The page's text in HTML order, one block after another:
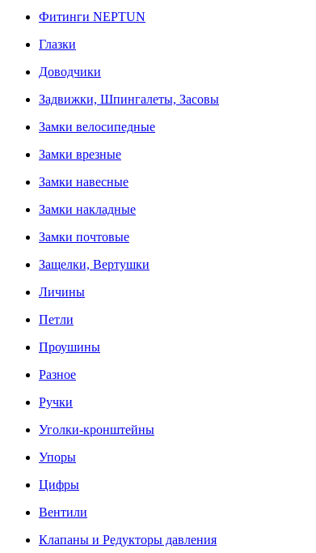
Фитинги NEPTUN
Глазки
Доводчики
Задвижки, Шпингалеты, Засовы
Замки велосипедные
Замки врезные
Замки навесные
Замки накладные
Замки почтовые
Защелки, Вертушки
Личины
Петли
Проушины
Разное
Ручки
Уголки-кронштейны
Упоры
Цифры
Вентили
Клапаны и Редукторы давления